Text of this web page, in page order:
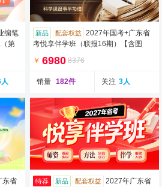
编笔
第
新品 配套权益
2027年国考+广东省
考悦享伴学班（联报16期）【含图
￥ 6980 8376
销量 182件 关注 3人
东省
特荐 新品 配套权益
2027年广东省